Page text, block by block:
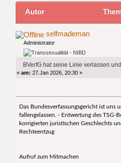
Autor
Linie verlassen und wurde
4442 mal)
selfmademan
Administrator
BVerfG hat seine Linie verlassen
«am: 27.Jan 2026, 20:30 »
Das Bundesverfassungsgericht ist uns
fallengelassen. - Entwertung des TSG-
korrigierten juristischen Geschlechts
Rechteentzug
Aufruf zum Mitmachen